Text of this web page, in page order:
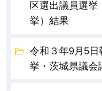
区選出議員選挙
挙）結果
令和３年9月5
挙・茨城県議会